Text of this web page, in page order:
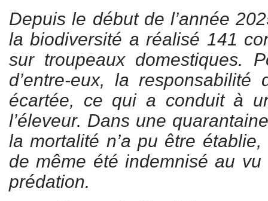
Depuis le début de l’année
la biodiversité a réalisé 141
sur troupeaux domestiques.
d’entre-eux, la
écartée, ce qui a conduit à
l’éleveur. Dans une
la mortalité n’a pu être
de même été indemnisé au
prédation.